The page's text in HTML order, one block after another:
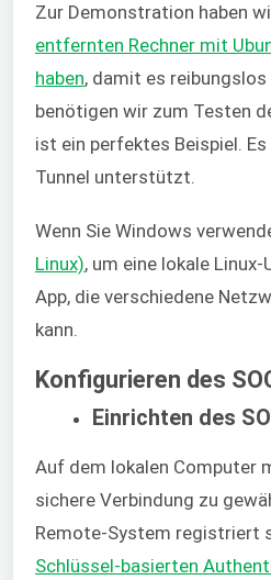
Zur Demonstration haben
entfernten Rechner mit
haben, damit es reibungslos
benötigen wir zum Testen
ist ein perfektes Beispiel.
Tunnel unterstützt.
Wenn Sie Windows
Linux), um eine lokale
App, die verschiedene
kann.
Konfigurieren des
Einrichten des
Auf dem lokalen Computer
sichere Verbindung zu
Remote-System registriert
Schlüssel-basierten